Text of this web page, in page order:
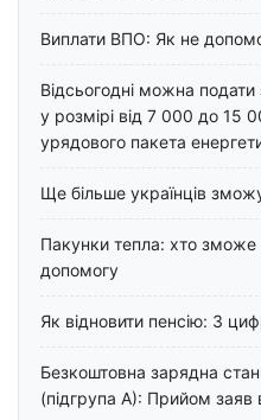
Виплати ВПО: Як не
Відсьогодні можна
у розмірі від 7 000 до 15
урядового пакета
Ще більше українців
Пакунки тепла: хто зможе
допомогу
Як відновити пенсію: 3
Безкоштовна зарядна
(підгрупа А): Прийом заяв